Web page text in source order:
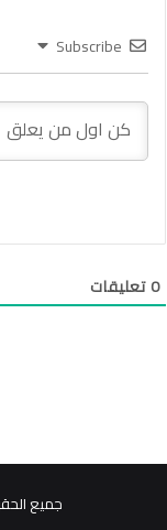
Subscribe
0تعليقات
جميع